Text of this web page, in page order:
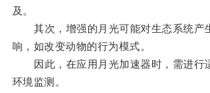
及。
其次，增强的月光可能对生态系统产
响，如改变动物的行为模式。
因此，在应用月光加速器时，需进行
环境监测。